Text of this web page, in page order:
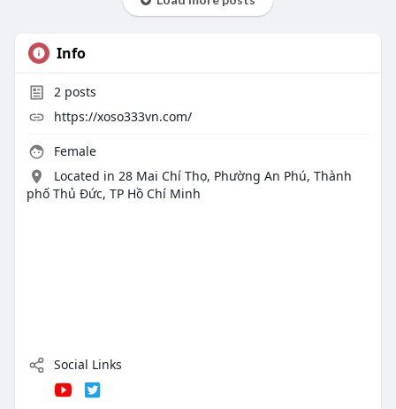
Info
2posts
https://xoso333vn.com/
Female
Located in 28 Mai Chí Thọ, Phường An Phú, Thành
phố Thủ Đức, TP Hồ Chí Minh
Social Links